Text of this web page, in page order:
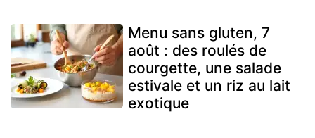
Menu sans gluten, 7
août : des roulés de
courgette, une salade
estivale et un riz au lait
exotique